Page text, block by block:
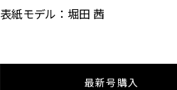
表紙モデル：堀田 茜
最新号購入